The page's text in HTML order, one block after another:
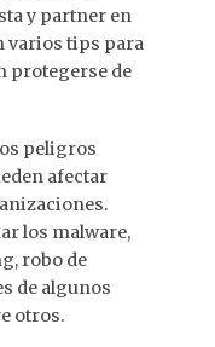
y partner en
varios tips para
protegerse de
peligros
afectar
los malware,
robo de
de algunos
otros.